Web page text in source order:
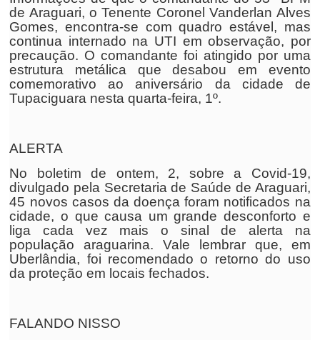
de Araguari, o Tenente Coronel Vanderlan Alves
Gomes, encontra-se com quadro estável, mas
continua internado na UTI em observação, por
precaução. O comandante foi atingido por uma
estrutura metálica que desabou em evento
comemorativo ao aniversário da cidade de
Tupaciguara nesta quarta-feira, 1º.
ALERTA
No boletim de ontem, 2, sobre a Covid-19,
divulgado pela Secretaria de Saúde de Araguari,
45 novos casos da doença foram notificados na
cidade, o que causa um grande desconforto e
liga cada vez mais o sinal de alerta na
população araguarina. Vale lembrar que, em
Uberlândia, foi recomendado o retorno do uso
da proteção em locais fechados.
FALANDO NISSO